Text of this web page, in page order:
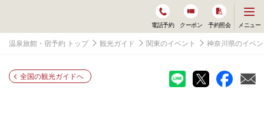
電話予約 クーポン 予約照会
ニ
ー
く
メニュー
温泉旅館・宿予約 トップ 観光ガイド 関東のイベント 神奈川県のイベ
全国の観光ガイドへ